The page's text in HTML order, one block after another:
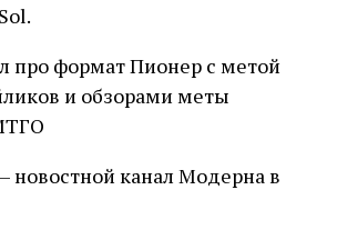
про формат Пионер с метой
и обзорами меты
новостной канал Модерна в